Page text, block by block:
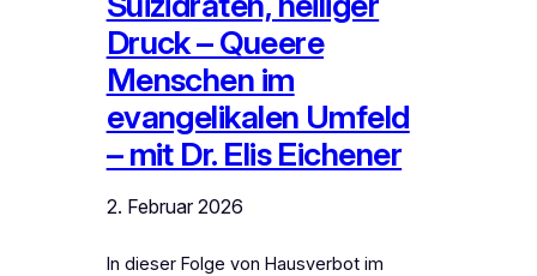
Druck – Queere
Menschen im
evangelikalen Umfeld
– mit Dr. Elis Eichener
2. Februar 2026
In dieser Folge von Hausverbot im